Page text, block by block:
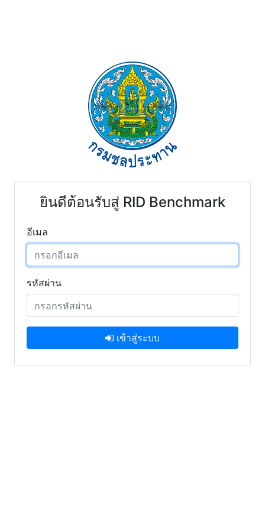
ยินดีต้อนรับสู่ RID Benchmark
อีเมล
รหัสผ่าน
เข้าสู่ระบบ